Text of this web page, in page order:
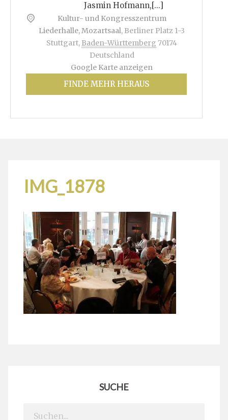
Jasmin Hofmann,[...]
Kultur- und Kongresszentrum
Liederhalle, Mozartsaal, Berliner Platz 1-3
Stuttgart, Baden-Württemberg 70174
Deutschland
Google Karte anzeigen
FINDE MEHR HERAUS
IMG_1878
SUCHE
Search